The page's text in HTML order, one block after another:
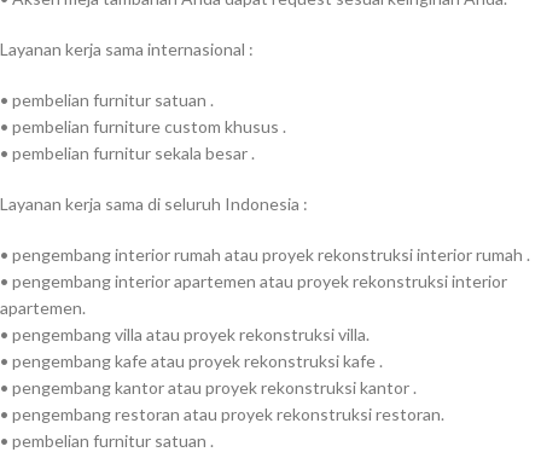
Layanan kerja sama internasional :
• pembelian furnitur satuan .
• pembelian furniture custom khusus .
• pembelian furnitur sekala besar .
Layanan kerja sama di seluruh Indonesia :
• pengembang interior rumah atau proyek rekonstruksi interior rumah .
• pengembang interior apartemen atau proyek rekonstruksi interior
apartemen.
• pengembang villa atau proyek rekonstruksi villa.
• pengembang kafe atau proyek rekonstruksi kafe .
• pengembang kantor atau proyek rekonstruksi kantor .
• pengembang restoran atau proyek rekonstruksi restoran.
• pembelian furnitur satuan .